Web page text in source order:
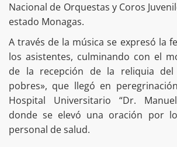
Nacional de Orquestas y Coros
estado Monagas.
A través de la música se expresó la
los asistentes, culminando con el
de la recepción de la reliquia del
pobres», que llegó en
Hospital Universitario “Dr.
donde se elevó una oración por
personal de salud.